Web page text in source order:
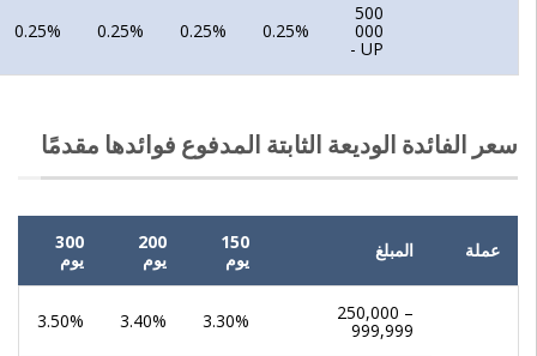
500
000
- UP
0.25%
0.25%
0.25%
0.25%
سعر الفائدة الوديعة الثابتة المدفوع فوائدها مقدمًا
عملة المبلغ 150
يوم
200
يوم
300
يوم
250,000 –
999,999
3.30%
3.40%
3.50%